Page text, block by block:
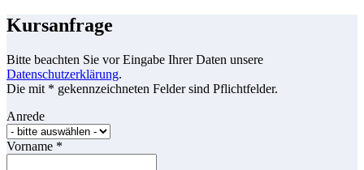
Kursanfrage
Bitte beachten Sie vor Eingabe Ihrer Daten unsere
Datenschutzerklärung.
Die mit * gekennzeichneten Felder sind Pflichtfelder.
Anrede
Vorname *